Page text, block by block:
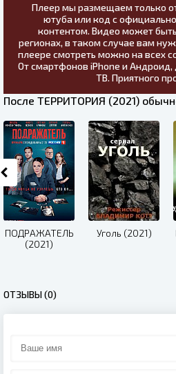
Плеер мы размещаем только
ютуба или код с
контентом. Видео может
регионах, в таком случае вам
плеере смотреть можно на всех
От смартфонов iPhone и Андроид,
ТВ. Приятного
После ТЕРРИТОРИЯ (2021)
ПОДРАЖАТЕЛЬ
(2021)
Уголь (2021)
ОТЗЫВЫ (0)